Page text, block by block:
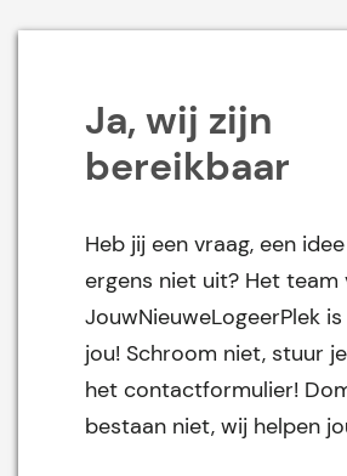
Ja, wij zijn
bereikbaar
Heb jij een vraag, een
ergens niet uit? Het team
JouwNieuweLogeerPlek
jou! Schroom niet, stuur
het contactformulier!
bestaan niet, wij helpen